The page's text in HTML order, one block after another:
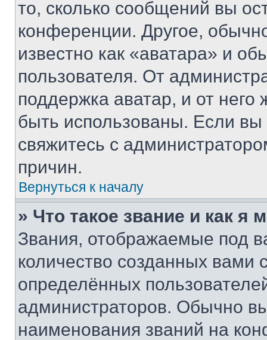
то, сколько сообщений вы
конференции. Другое,
известно как «аватара» и
пользователя. От
поддержка аватар, и от него
быть использованы. Если
свяжитесь с
причин.
Вернуться к началу
» Что такое звание и как я
Звания, отображаемые под
количество созданных
определённых
администраторов. Обычно
наименования званий на